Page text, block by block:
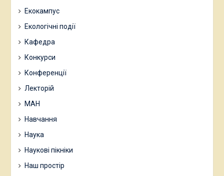
Екокампус
Екологічні події
Кафедра
Конкурси
Конференції
Лекторій
МАН
Навчання
Наука
Наукові пікніки
Наш простір